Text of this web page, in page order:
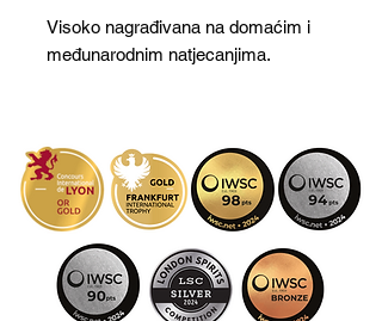
Visoko nagrađivana na domaćim i
međunarodnim natjecanjima.